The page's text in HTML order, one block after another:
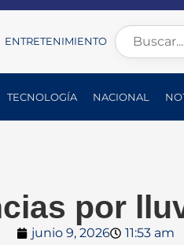
ENTRETENIMIENTO
TECNOLOGÍA NACIONAL
por
junio 9, 2026 11:53 am